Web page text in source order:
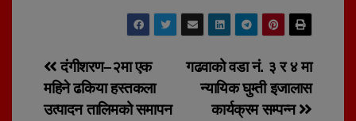
Post
navigation
गढवाको वडा नं. ३ र ४ मा
न्यायिक घुम्ती इजालास
कार्यक्रम सम्पन्न
दंगीशरण–२मा एक
महिने ढकिया हस्तकला
उत्पादन तालिमको समापन